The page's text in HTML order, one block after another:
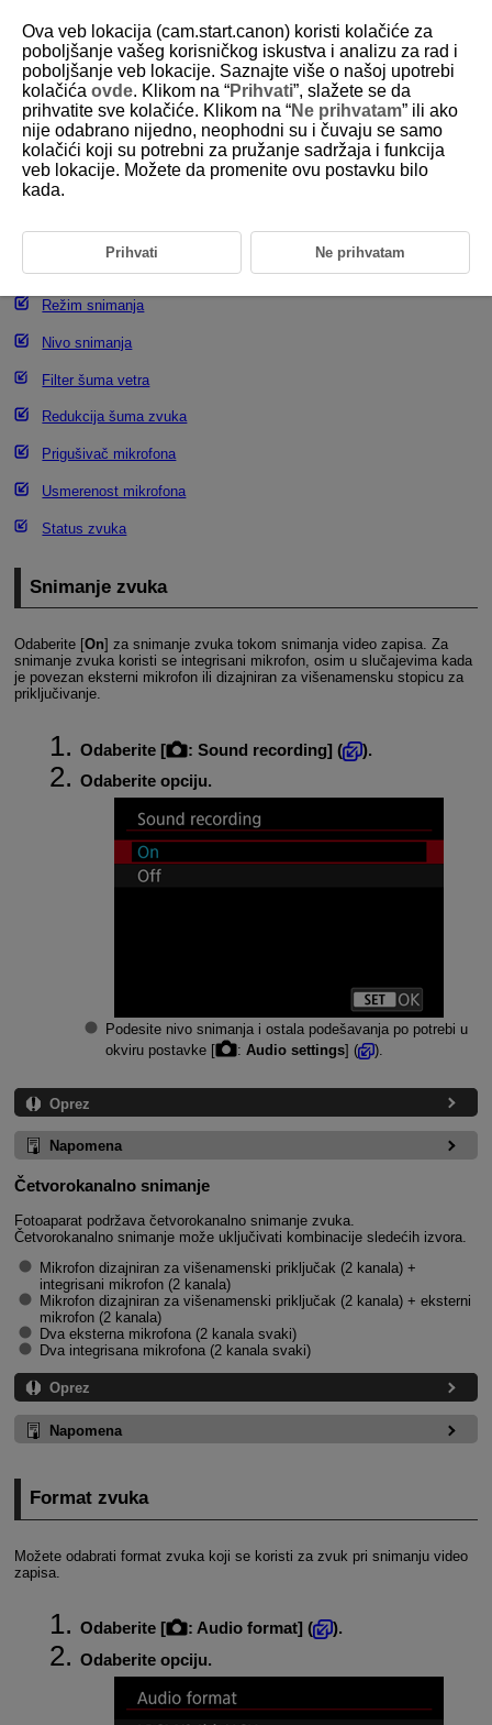
D388-068
Snimanje zvuka
Snimanje zvuka
Format zvuka
Režim snimanja
Nivo snimanja
Filter šuma vetra
Redukcija šuma zvuka
Prigušivač mikrofona
Usmerenost mikrofona
Status zvuka
Snimanje zvuka
Odaberite [On] za snimanje zvuka tokom snimanja video zapisa. Za
snimanje zvuka koristi se integrisani mikrofon, osim u slučajevima kada
je povezan eksterni mikrofon ili dizajniran za višenamensku stopicu za
priključivanje.
Odaberite [ : Sound recording] (
).
Odaberite opciju.
Podesite nivo snimanja i ostala podešavanja po potrebi u
okviru postavke [
: Audio settings] ( ).
Oprez
Napomena
Četvorokanalno snimanje
Fotoaparat podržava četvorokanalno snimanje zvuka.
Četvorokanalno snimanje može uključivati kombinacije sledećih izvora.
Mikrofon dizajniran za višenamenski priključak (2 kanala) +
integrisani mikrofon (2 kanala)
Mikrofon dizajniran za višenamenski priključak (2 kanala) + eksterni
mikrofon (2 kanala)
Dva eksterna mikrofona (2 kanala svaki)
Dva integrisana mikrofona (2 kanala svaki)
Oprez
Napomena
Format zvuka
Možete odabrati format zvuka koji se koristi za zvuk pri snimanju video
zapisa.
Odaberite [ : Audio format] (
).
Odaberite opciju.
Ova veb lokacija (cam.start.canon) koristi kolačiće za
poboljšanje vašeg korisničkog iskustva i analizu za rad i
poboljšanje veb lokacije. Saznajte više o našoj upotrebi
kolačića ovde. Klikom na “Prihvati”, slažete se da
prihvatite sve kolačiće. Klikom na “Ne prihvatam” ili ako
nije odabrano nijedno, neophodni su i čuvaju se samo
kolačići koji su potrebni za pružanje sadržaja i funkcija
veb lokacije. Možete da promenite ovu postavku bilo
kada.
Prihvati Ne prihvatam